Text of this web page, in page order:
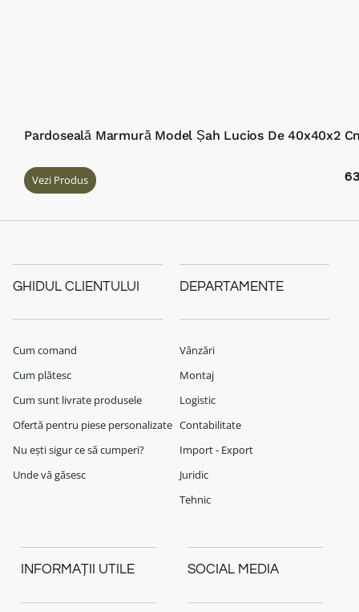
Pardoseală Marmură Model Șah Lucios De 40x40x2
Vezi Produs
GHIDUL CLIENTULUI
Cum comand
Cum plătesc
Cum sunt livrate produsele
Ofertă pentru piese personalizate
Nu ești sigur ce să cumperi?
Unde vă găsesc
DEPARTAMENTE
Vânzări
Montaj
Logistic
Contabilitate
Import - Export
Juridic
Tehnic
INFORMAȚII UTILE SOCIAL MEDIA